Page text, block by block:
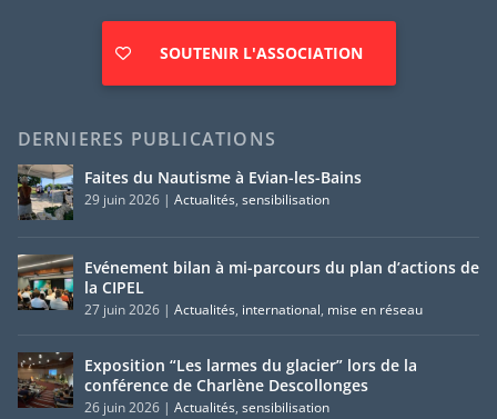
SOUTENIR L'ASSOCIATION
DERNIERES PUBLICATIONS
Faites du Nautisme à Evian-les-Bains
29 juin 2026| Actualités, sensibilisation
Evénement bilan à mi-parcours du plan d’actions de
la CIPEL
27 juin 2026| Actualités, international, mise en réseau
Exposition “Les larmes du glacier” lors de la
conférence de Charlène Descollonges
26 juin 2026| Actualités, sensibilisation